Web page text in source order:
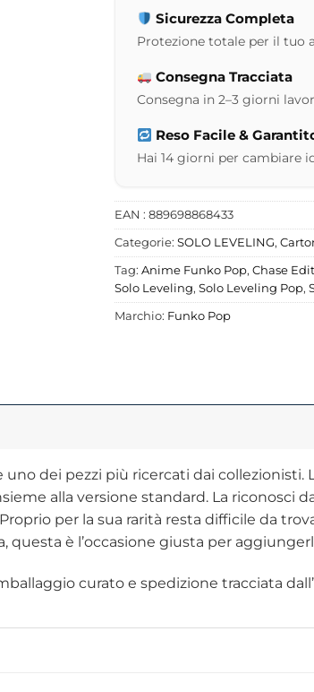
Sicurezza Completa
Protezione totale per il tuo
Consegna Tracciata
Consegna in 2–3 giorni
Reso Facile &
Hai 14 giorni per cambiare
EAN : 889698868433
Categorie: SOLO LEVELING,
Tag: Anime Funko Pop, Chase
Solo Leveling, Solo Leveling Pop,
Marchio: Funko Pop
dei pezzi più ricercati dai collezionisti.
alla versione standard. La riconosci
per la sua rarità resta difficile da
è l’occasione giusta per
curato e spedizione tracciata